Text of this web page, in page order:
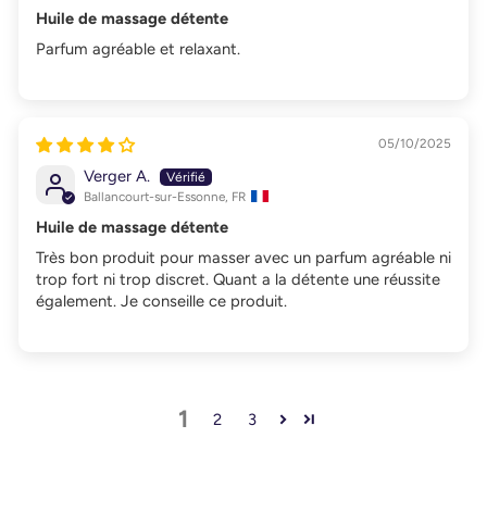
Huile de massage détente
Parfum agréable et relaxant.
05/10/2025
Verger A.
Ballancourt-sur-Essonne, FR
Huile de massage détente
Très bon produit pour masser avec un parfum agréable ni
trop fort ni trop discret. Quant a la détente une réussite
également. Je conseille ce produit.
1 2 3